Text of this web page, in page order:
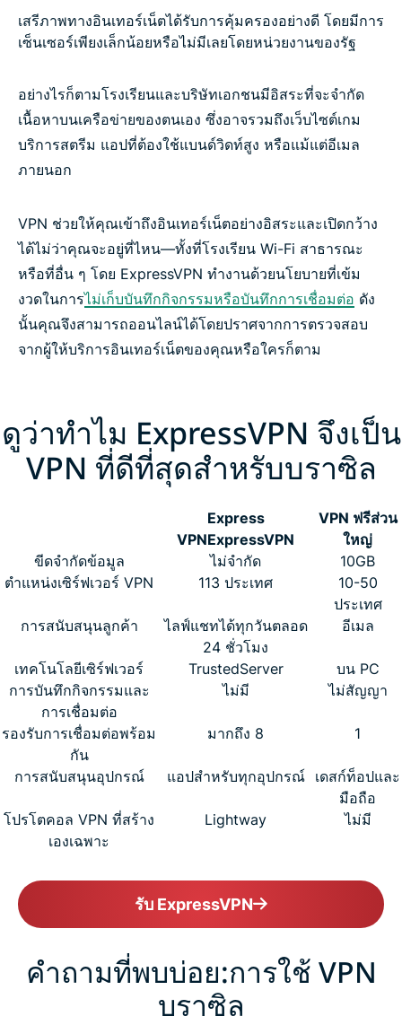
เสรีภาพทางอินเทอร์เน็ตได้รับการคุ้มครองอย่างดี โดยมีการ
เซ็นเซอร์เพียงเล็กน้อยหรือไม่มีเลยโดยหน่วยงานของรัฐ
อย่างไรก็ตามโรงเรียนและบริษัทเอกชนมีอิสระที่จะจำกัด
เนื้อหาบนเครือข่ายของตนเอง ซึ่งอาจรวมถึงเว็บไซต์เกม
บริการสตรีม แอปที่ต้องใช้แบนด์วิดท์สูง หรือแม้แต่อีเมล
ภายนอก
VPN ช่วยให้คุณเข้าถึงอินเทอร์เน็ตอย่างอิสระและเปิดกว้าง
ได้ไม่ว่าคุณจะอยู่ที่ไหน—ทั้งที่โรงเรียน Wi-Fi สาธารณะ
หรือที่อื่น ๆ โดย ExpressVPN ทำงานด้วยนโยบายที่เข้ม
งวดในการไม่เก็บบันทึกกิจกรรมหรือบันทึกการเชื่อมต่อ ดัง
นั้นคุณจึงสามารถออนไลน์ได้โดยปราศจากการตรวจสอบ
จากผู้ให้บริการอินเทอร์เน็ตของคุณหรือใครก็ตาม
ดูว่าทำไม ExpressVPN จึงเป็น
VPN ที่ดีที่สุดสำหรับบราซิล
Express
VPNExpressVPN
VPN ฟรีส่วน
ใหญ่
ขีดจำกัดข้อมูล
ไม่จำกัด
10GB
ตำแหน่งเซิร์ฟเวอร์ VPN
113 ประเทศ
10-50
ประเทศ
การสนับสนุนลูกค้า
ไลฟ์แชทได้ทุกวันตลอด
24 ชั่วโมง
อีเมล
เทคโนโลยีเซิร์ฟเวอร์ TrustedServer
บน PC
การบันทึกกิจกรรมและ
การเชื่อมต่อ
ไม่มี ไม่สัญญา
รองรับการเชื่อมต่อพร้อม
กัน
มากถึง 8 1
การสนับสนุนอุปกรณ์ แอปสำหรับทุกอุปกรณ์
เดสก์ท็อปและ
มือถือ
โปรโตคอล VPN ที่สร้าง
เองเฉพาะ
Lightway ไม่มี
รับ ExpressVPN
คำถามที่พบบ่อย:การใช้ VPN
บราซิล